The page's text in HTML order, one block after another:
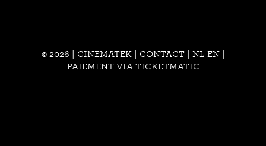
© 2026 | CINEMATEK | CONTACT| NL EN
PAIEMENT VIA TICKETMATIC